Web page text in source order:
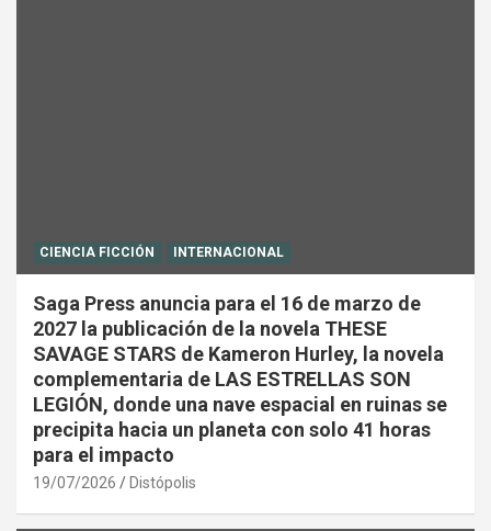
CIENCIA FICCIÓN INTERNACIONAL
Saga Press anuncia para el 16 de marzo de
2027 la publicación de la novela THESE
SAVAGE STARS de Kameron Hurley, la novela
complementaria de LAS ESTRELLAS SON
LEGIÓN, donde una nave espacial en ruinas se
precipita hacia un planeta con solo 41 horas
para el impacto
19/07/2026 Distópolis